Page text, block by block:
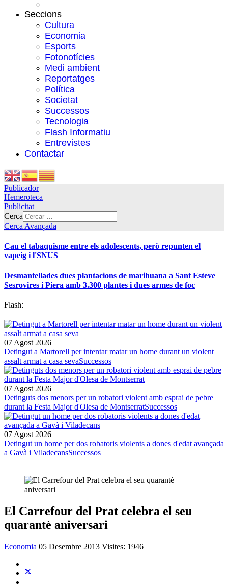
Seccions
Cultura
Economia
Esports
Fotonotícies
Medi ambient
Reportatges
Política
Societat
Successos
Tecnologia
Flash Informatiu
Entrevistes
Contactar
Publicador
Hemeroteca
Publicitat
Cerca
Cerca Avançada
Cau el tabaquisme entre els adolescents, però repunten el
vapeig i l'SNUS
Desmantellades dues plantacions de marihuana a Sant Esteve
Sesrovires i Piera amb 3.300 plantes i dues armes de foc
Flash:
07 Agost 2026
Detingut a Martorell per intentar matar un home durant un violent
assalt armat a casa sevaSuccessos
07 Agost 2026
Detinguts dos menors per un robatori violent amb esprai de pebre
durant la Festa Major d'Olesa de MontserratSuccessos
07 Agost 2026
Detingut un home per dos robatoris violents a dones d'edat avançada
a Gavà i ViladecansSuccessos
El Carrefour del Prat celebra el seu
quarantè aniversari
Economia 05 Desembre 2013 Visites: 1946